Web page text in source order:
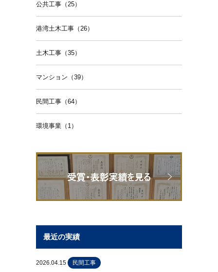
公共工事（25）
港湾土木工事（26）
土木工事（35）
マンション（39）
民間工事（64）
環境事業（1）
最近の実績
2026.04.15 民間工事